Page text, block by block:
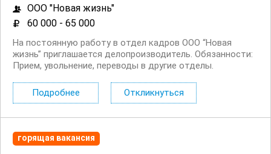
ООО "Новая жизнь"
60 000 - 65 000
На постоянную работу в отдел кадров ООО “Новая
жизнь” приглашается делопроизводитель. Обязанности:
Прием, увольнение, переводы в другие отделы.
работы: от 3 лет. Обязательное знание ЗУП и кадрового
дела....
Подробнее Откликнуться
горящая вакансия